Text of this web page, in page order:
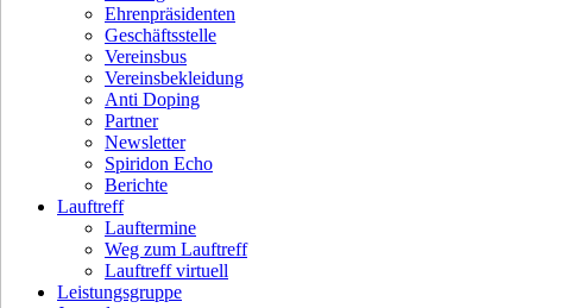
Ehrenpräsidenten
Geschäftsstelle
Vereinsbus
Vereinsbekleidung
Anti Doping
Partner
Newsletter
Spiridon Echo
Berichte
Lauftreff
Lauftermine
Weg zum Lauftreff
Lauftreff virtuell
Leistungsgruppe